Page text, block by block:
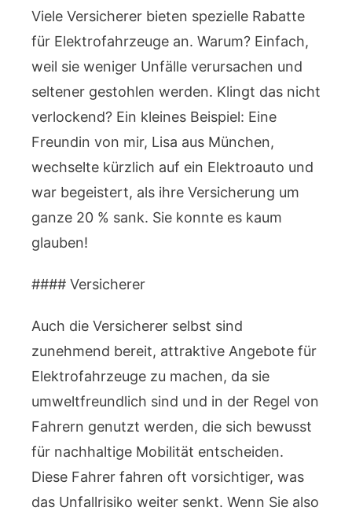
Viele Versicherer bieten spezielle Rabatte
für Elektrofahrzeuge an. Warum? Einfach,
weil sie weniger Unfälle verursachen und
seltener gestohlen werden. Klingt das nicht
verlockend? Ein kleines Beispiel: Eine
Freundin von mir, Lisa aus München,
wechselte kürzlich auf ein Elektroauto und
war begeistert, als ihre Versicherung um
ganze 20 % sank. Sie konnte es kaum
glauben!
#### Versicherer
Auch die Versicherer selbst sind
zunehmend bereit, attraktive Angebote für
Elektrofahrzeuge zu machen, da sie
umweltfreundlich sind und in der Regel von
Fahrern genutzt werden, die sich bewusst
für nachhaltige Mobilität entscheiden.
Diese Fahrer fahren oft vorsichtiger, was
das Unfallrisiko weiter senkt. Wenn Sie also